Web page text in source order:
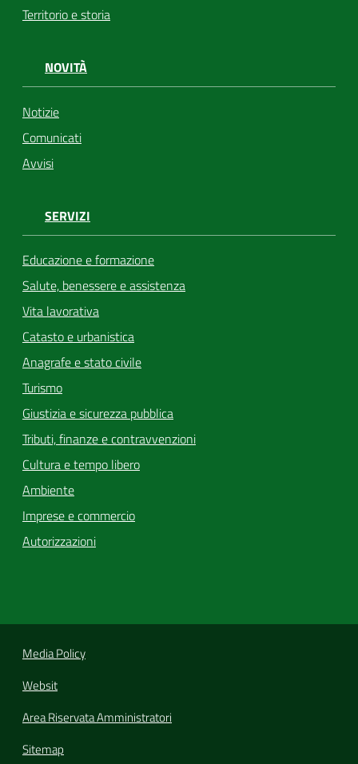
Territorio e storia
NOVITÀ
Notizie
Comunicati
Avvisi
SERVIZI
Educazione e formazione
Salute, benessere e assistenza
Vita lavorativa
Catasto e urbanistica
Anagrafe e stato civile
Turismo
Giustizia e sicurezza pubblica
Tributi, finanze e contravvenzioni
Cultura e tempo libero
Ambiente
Imprese e commercio
Autorizzazioni
Media Policy
Websit
Area Riservata Amministratori
Sitemap